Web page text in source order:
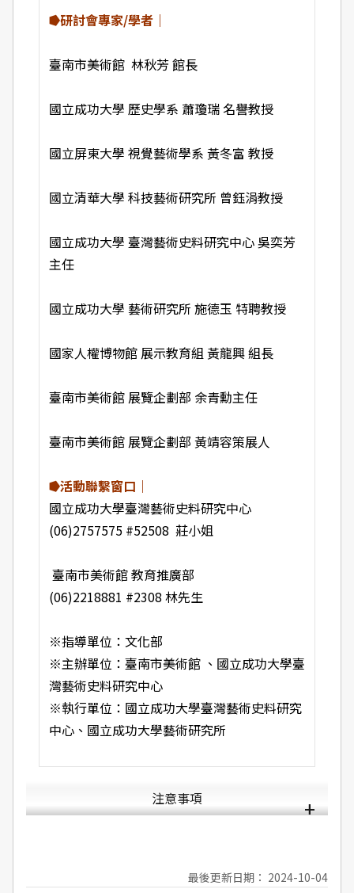
⭓研討會專家/學者｜
臺南市美術館 林秋芳 館長
國立成功大學 歷史學系 蕭瓊瑞 名譽教授
國立屏東大學 視覺藝術學系 黃冬富 教授
國立清華大學 科技藝術研究所 曾鈺涓教授
國立成功大學 臺灣藝術史料研究中心 吳奕芳
主任
國立成功大學 藝術研究所 施德玉 特聘教授
國家人權博物館 展示教育組 黃龍興 組長
臺南市美術館 展覽企劃部 余青勳主任
臺南市美術館 展覽企劃部 黃靖容策展人
⭓活動聯繫窗口｜
國立成功大學臺灣藝術史料研究中心
(06)2757575 #52508 莊小姐
臺南市美術館 教育推廣部
(06)2218881 #2308 林先生
※指導單位：文化部
※主辦單位：臺南市美術館 、國立成功大學臺
灣藝術史料研究中心
※執行單位：國立成功大學臺灣藝術史料研究
中心、國立成功大學藝術研究所
注意事項
最後更新日期： 2024-10-04